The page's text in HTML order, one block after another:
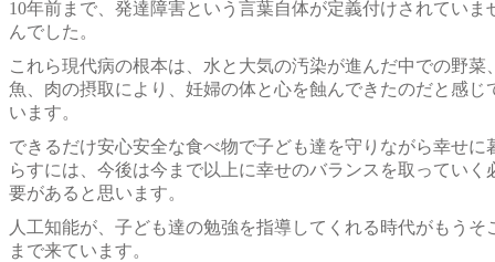
10年前まで、発達障害という言葉自体が定義付けされていま
んでした。
これら現代病の根本は、水と大気の汚染が進んだ中での野菜
魚、肉の摂取により、妊婦の体と心を蝕んできたのだと感じ
います。
できるだけ安心安全な食べ物で子ども達を守りながら幸せに
らすには、今後は今まで以上に幸せのバランスを取っていく
要があると思います。
人工知能が、子ども達の勉強を指導してくれる時代がもうそ
まで来ています。